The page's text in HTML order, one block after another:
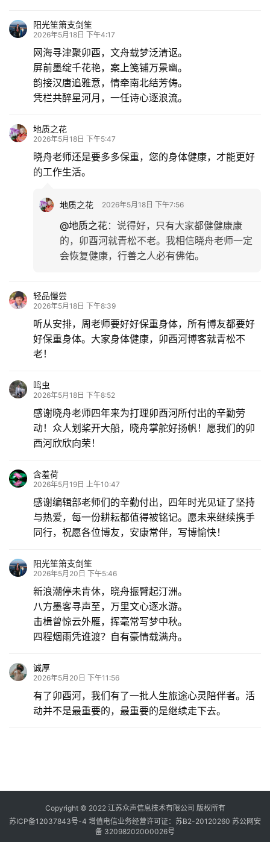
阳光笙箫支剑笙
2026年5月18日 下午4:17
网海寻津聚卯酉，文舟载梦泛清讴。
屏前墨绽千花艳，案上笺铺万景幽。
韵接汉唐追雅意，情牵南北结芳俦。
凭栏共醉星河月，一任诗心逐浪流。
地质之花
2026年5月18日 下午5:47
晓舟老师还是要多多保重，您的身体健康，才能更好
的工作生活。
地质之花 2026年5月18日 下午7:56
@地质之花： 说得好，只有大家都健健康康
的，卯酉河就青松不老。我相信晓舟老师一定
会恢复健康，行善之人必有佛佑。
轻品慢尝
2026年5月18日 下午8:39
听从安排，周老师要好好保重身体，所有博友都要好
好保重身体。大家身体健康，卯酉河博客就青松不
老！
鸣虫
2026年5月18日 下午8:52
感谢晓舟老师四年来为打理卯酉河所付出的辛勤劳
动！众人划桨开大船，晓舟掌舵好扬帆！愿我们的卯
酉河欣欣向荣！
含羞荷
2026年5月19日 上午10:47
感谢编辑部老师们的辛勤付出‌，四年时光见证了坚持
与热爱，每一份耕耘都值得被铭记。愿未来继续携手
同行，祝愿各位博友，安康常伴，写博愉快！
阳光笙箫支剑笙
2026年5月20日 下午5:46
新浪潮停未肯休，晓舟振臂起汀洲。
八方墨客寻声至，万里文心逐水游。
击楫曾惊云外雁，挥毫常写梦中秋。
四程烟雨凭谁渡？自有豪情载满舟。
诚厚
2026年5月20日 下午11:56
有了卯酉河，我们有了一批人生旅途心灵陪伴者。活
动并不是最重要的，最重要的是继续走下去。
Copyright © 2022 江苏众声信息技术有限公司 版权所有
苏ICP备12037843号-4 增值电信业务经营许可证：苏B2-20120260 苏公网安
备 32098202000026号